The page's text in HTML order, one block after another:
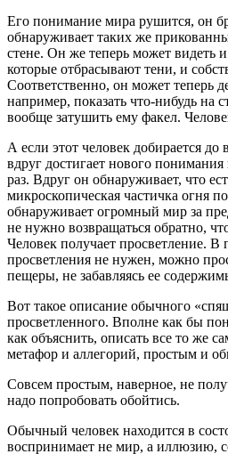
Его понимание мира рушится, он
обнаруживает таких же
стене. Он же теперь может видеть
которые отбрасывают тени, и
Соответственно, он может теперь
например, показать что-нибудь на
вообще затушить ему факел.
А если этот человек добирается
вдруг достигает нового
раз. Вдруг он обнаруживает, что
микроскопическая частичка огня
обнаруживает огромный мир за
не нужно возвращаться обратно,
Человек получает просветление.
просветления не нужен, можно
пещеры, не забавляясь ее
Вот такое описание обычного
просветленного. Вполне как бы
как объяснить, описать все то же
метафор и аллегорий, простым и
Совсем простым, наверное, не
надо попробовать обойтись.
Обычный человек находится в
воспринимает не мир, а иллюзию,